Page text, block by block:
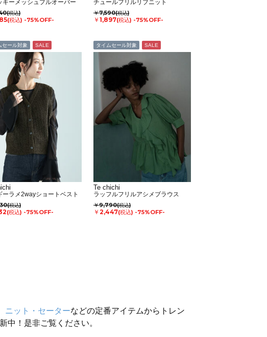
キーメッシュプルオーバー
(税込)
(税込) -75%OFF-
チュールフリルリブニット
￥7,590(税込)
￥1,897(税込) -75%OFF-
セール対象 SALE
ーラメ2wayショートベスト
(税込)
(税込) -75%OFF-
タイムセール対象 SALE
Te chichi
ラッフルフリルアシメブラウス
￥9,790(税込)
￥2,447(税込) -75%OFF-
ニット・セーターなどの定番アイテムからトレン
中！是非ご覧ください。